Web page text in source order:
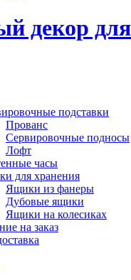
декор
подставки
Прованс
Сервировочные подносы
Лофт
часы
для хранения
Ящики из фанеры
Дубовые ящики
Ящики на колесиках
на заказ